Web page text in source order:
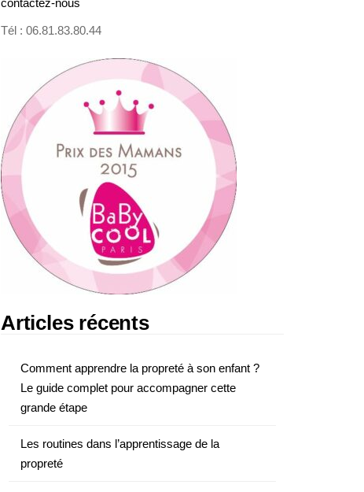
contactez-nous
Tél : 06.81.83.80.44
Articles récents
Comment apprendre la propreté à son enfant ?
Le guide complet pour accompagner cette
grande étape
Les routines dans l’apprentissage de la
propreté